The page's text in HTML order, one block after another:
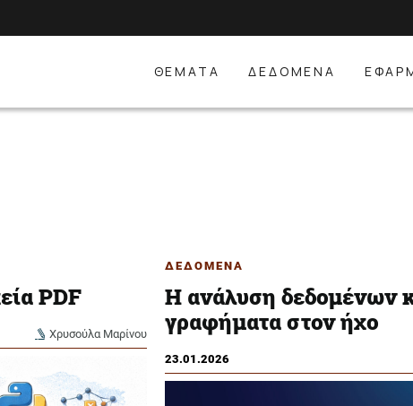
ΘΕΜΑΤΑ ΔΕΔΟΜΕΝΑ
PDF
Χρυσούλα Μαρίνου
ΔΕΔΟΜΕΝΑ
H ανάλυση δεδομένων
γραφήματα στον ήχο
23.01.2026